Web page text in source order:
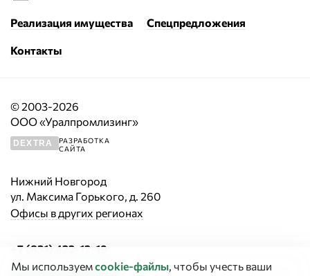
Реализация имущества Спецпредложения
Контакты
© 2003-2026
ООО «Уралпромлизинг»
DEXTRA
РАЗРАБОТКА
САЙТА
Нижний Новгород
ул. Максима Горького, д. 260
Офисы в других регионах
+7 (831) 422-12-19
Мы используемcookie‑файлы, чтобы учесть ваши